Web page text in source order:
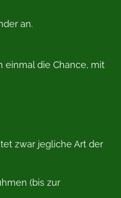
an.
einmal die Chance, mit
zwar jegliche Art der
(bis zur